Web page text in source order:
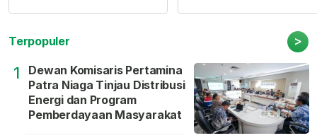
Terpopuler >
1
Dewan Komisaris Pertamina
Patra Niaga Tinjau Distribusi
Energi dan Program
Pemberdayaan Masyarakat